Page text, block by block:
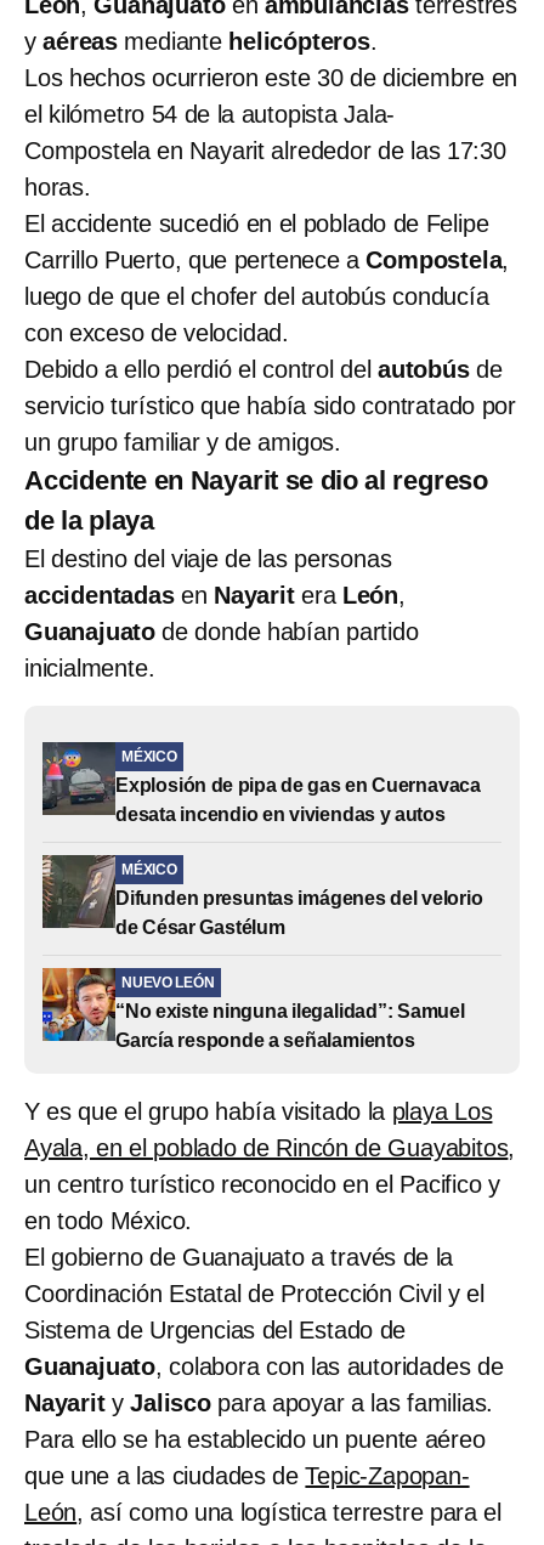
yaéreas mediante helicópteros.
Los hechos ocurrieron este 30 de diciembre en
el kilómetro 54 de la autopista Jala-
Compostela en Nayarit alrededor de las 17:30
horas.
El accidente sucedió en el poblado de Felipe
Carrillo Puerto, que pertenece aCompostela,
luego de que el chofer del autobús conducía
con exceso de velocidad.
Debido a ello perdió el control del autobúsde
servicio turístico que había sido contratado por
un grupo familiar y de amigos.
Accidente en Nayarit se dio al regreso
de la playa
El destino del viaje de las personas
accidentadas en Nayarit era León,
Guanajuatode donde habían partido
inicialmente.
MÉXICO
Explosión de pipa de gas en Cuernavaca
desata incendio en viviendas y autos
MÉXICO
Difunden presuntas imágenes del velorio
de César Gastélum
NUEVO LEÓN
“No existe ninguna ilegalidad”: Samuel
García responde a señalamientos
Y es que el grupo había visitado la playa Los
Ayala, en el poblado de Rincón de Guayabitos,
un centro turístico reconocido en el Pacifico y
en todo México.
El gobierno de Guanajuato a través de la
Coordinación Estatal de Protección Civil y el
Sistema de Urgencias del Estado de
Guanajuato, colabora con las autoridades de
Nayarit yJalisco para apoyar a las familias.
Para ello se ha establecido un puente aéreo
que une a las ciudades deTepic-Zapopan-
León, así como una logística terrestre para el